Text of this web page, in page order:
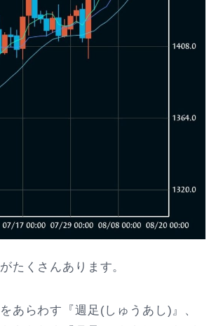
たくさんあります。
あらわす『週足(しゅうあし)』、